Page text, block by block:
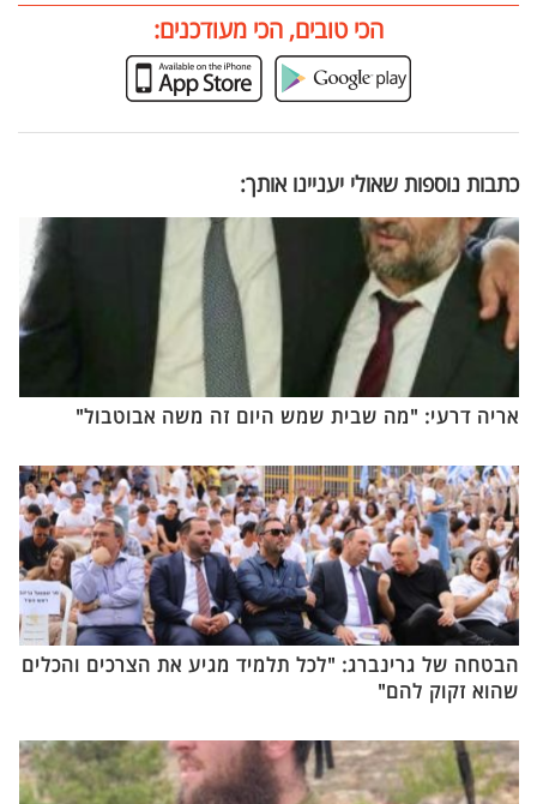
הכי טובים, הכי מעודכנים:
כתבות נוספות שאולי יעניינו אותך:
אריה דרעי: "מה שבית שמש היום זה משה אבוטבול"
הבטחה של גרינברג: "לכל תלמיד מגיע את הצרכים והכלים
שהוא זקוק להם"